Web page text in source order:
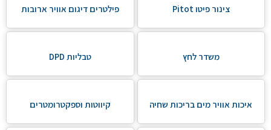
צינור פיטו Pitot פילטרים דיגום אוויר ארובות
משדר לחץ טבליות DPD
איכות אוויר מים בריכות שחיה קיווטות וספקטרומטרים